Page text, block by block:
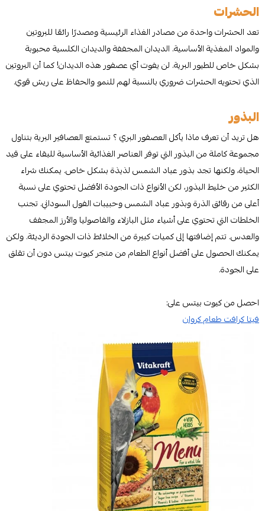
الحشرات
تعد الحشرات واحدة من مصادر الغذاء الرئيسية ومصدرًا رائعًا للبروتين
والمواد المغذية الأساسية. الديدان المجففة والديدان الكلسية محبوبة
بشكل خاص للطيور البرية. لن يفوت أي عصفور هذه الديدان! كما أن البروتين
الذي تحتويه الحشرات ضروري بالنسبة لهم للنمو والحفاظ على ريش قوي.
البذور
هل تريد أن تعرف ماذا يأكل العصفور البري ؟ تستمتع العصافير البرية بتناول
مجموعة كاملة من البذور التي توفر العناصر الغذائية الأساسية للبقاء على قيد
الحياة، ولكنها تجد بذور عباد الشمس لذيذة بشكل خاص. يمكنك شراء
الكثير من خليط البذور، لكن الأنواع ذات الجودة الأفضل تحتوي على نسبة
أعلى من رقائق الذرة وبذور عباد الشمس وحبيبات الفول السوداني. تجنب
الخلطات التي تحتوي على أشياء مثل البازلاء والفاصوليا والأرز المجفف
والعدس. تتم إضافتها إلى كميات كبيرة من الخلائط ذات الجودة الرديئة. ولكن
يمكنك الحصول على أفضل أنواع الطعام من متجر كيوت بيتس دون أن تقلق
على الجودة.
احصل من كيوت بيتس على:
فيتا كرافت طعام كروان